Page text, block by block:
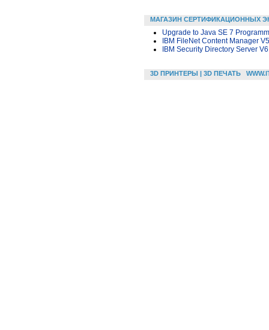
МАГАЗИН СЕРТИФИКАЦИОННЫХ
Upgrade to Java SE 7
IBM FileNet Content Manager
IBM Security Directory Server
3D ПРИНТЕРЫ | 3D ПЕЧАТЬ